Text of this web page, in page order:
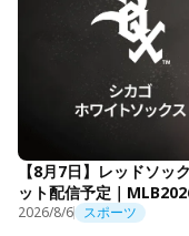
【8月7日】レッドソッ
ット配信予定｜
2026/8/6 スポーツ